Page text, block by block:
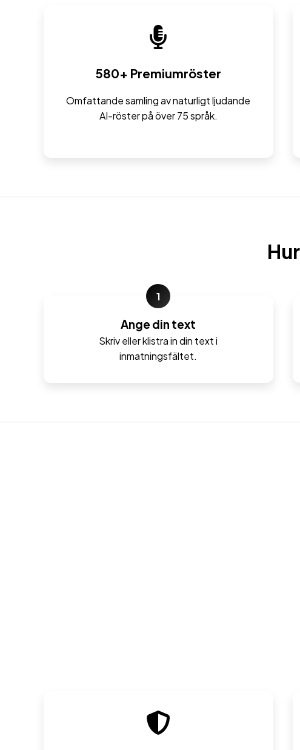
580+ Premiumröster
Omfattande samling av naturligt ljudande
AI-röster på över 75 språk.
1
Ange din text
Skriv eller klistra in din text i
inmatningsfältet.